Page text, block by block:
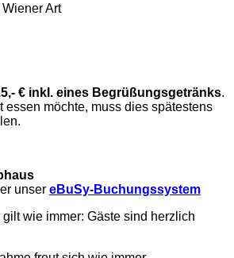
Art
€ inkl. eines Begrüßungsgetränks.
essen möchte, muss dies spätestens
unser eBuSy-Buchungssystem
wie immer: Gäste sind herzlich